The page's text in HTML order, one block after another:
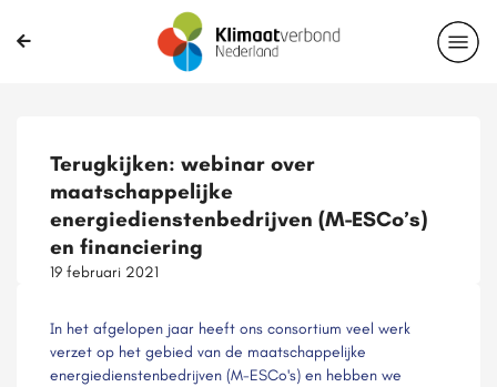
Terugkijken: webinar over
maatschappelijke
energiedienstenbedrijven (M-ESCo’s)
en financiering
19 februari 2021
In het afgelopen jaar heeft ons consortium veel werk
verzet op het gebied van de maatschappelijke
energiedienstenbedrijven (M-ESCo's) en hebben we